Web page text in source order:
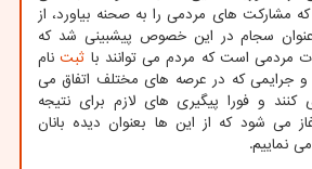
مشارکت های مردمی را به صحنه بیاورد، از
سجام در این خصوص پیشبینی شد که
مردمی است که مردم می توانند با ثبتنام
و جرایمی که در عرصه های مختلف اتفاق می
کنند و فورا پیگیری های لازم برای نتیجه
می شود که از این ها بعنوان دیده بانان
نماییم.